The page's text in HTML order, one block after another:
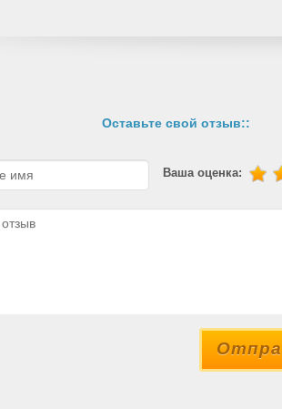
Оставьте свой отзыв::
Ваша оценка: